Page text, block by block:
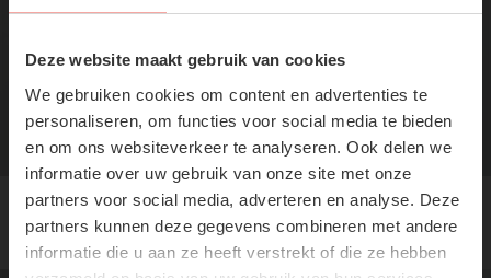
Deze website maakt gebruik van cookies
We gebruiken cookies om content en advertenties te
personaliseren, om functies voor social media te bieden
en om ons websiteverkeer te analyseren. Ook delen we
informatie over uw gebruik van onze site met onze
partners voor social media, adverteren en analyse. Deze
partners kunnen deze gegevens combineren met andere
informatie die u aan ze heeft verstrekt of die ze hebben
SUBSCRIBE NOW & GET
10% OFF YOUR FIRST
ORDER!
Don't miss out on our trendy new drops or exclusive
ROSIE BLOUSE - PS TAUPE
€89,99
ROSIE PANTS - PS TAUPE
€79,99